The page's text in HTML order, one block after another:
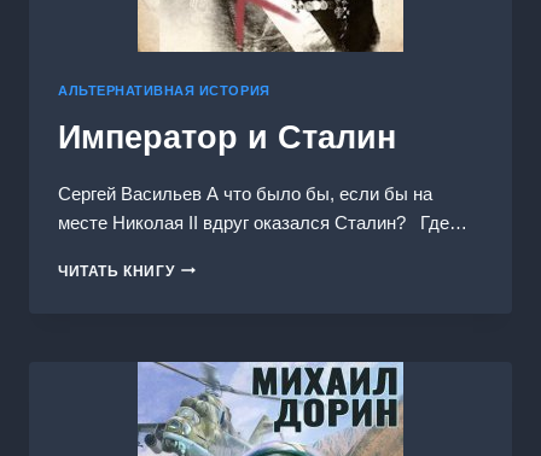
АЛЬТЕРНАТИВНАЯ ИСТОРИЯ
Император и Сталин
Сергей Васильев А что было бы, если бы на
месте Николая II вдруг оказался Сталин? Где…
ЧИТАТЬ КНИГУИМПЕРАТОР